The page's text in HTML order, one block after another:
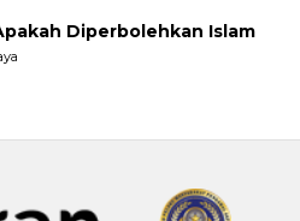
Diperbolehkan Islam